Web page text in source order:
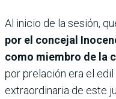
Al inicio de la sesión,
por el concejal
como miembro de la
por prelación era el
extraordinaria de este